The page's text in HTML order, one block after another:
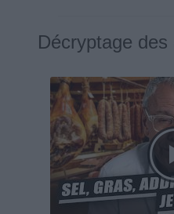
Décryptage des